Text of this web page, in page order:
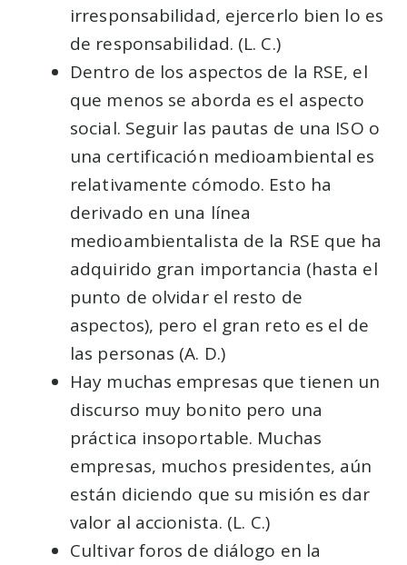
irresponsabilidad, ejercerlo bien lo es
de responsabilidad. (L. C.)
Dentro de los aspectos de la RSE, el
que menos se aborda es el aspecto
social. Seguir las pautas de una ISO o
una certificación medioambiental es
relativamente cómodo. Esto ha
derivado en una línea
medioambientalista de la RSE que ha
adquirido gran importancia (hasta el
punto de olvidar el resto de
aspectos), pero el gran reto es el de
las personas (A. D.)
Hay muchas empresas que tienen un
discurso muy bonito pero una
práctica insoportable. Muchas
empresas, muchos presidentes, aún
están diciendo que su misión es dar
valor al accionista. (L. C.)
Cultivar foros de diálogo en la